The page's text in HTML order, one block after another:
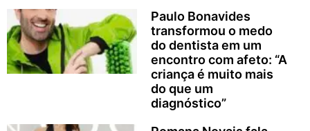
Paulo Bonavides
transformou o medo
do dentista em um
encontro com afeto: “A
criança é muito mais
do que um
diagnóstico”